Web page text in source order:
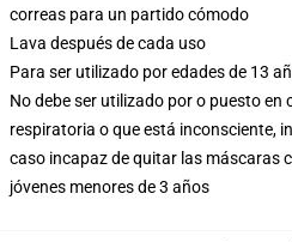
correas para un partido cómodo
Lava después de cada uso
Para ser utilizado por edades de 13
No debe ser utilizado por o puesto en
respiratoria o que está inconsciente,
caso incapaz de quitar las máscaras
jóvenes menores de 3 años